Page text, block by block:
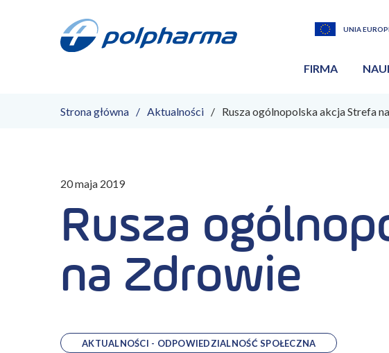
UNIA
FIRMA
Strona główna Aktualności Rusza ogólnopolska akcja Strefa
20 maja 2019
Rusza
na Zdrowie
AKTUALNOŚCI - ODPOWIEDZIALNOŚĆ SPOŁECZNA